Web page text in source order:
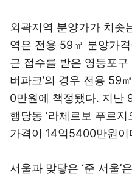
외곽지역 분양가가 치솟
역은 전용 59㎡ 분양가
근 접수를 받은 영등포구
버파크’의 경우 전용 59
0만원에 책정됐다. 지난
행당동 ‘라체르보 푸르
가격이 14억5400만원이
서울과 맞닿은 ‘준 서울’